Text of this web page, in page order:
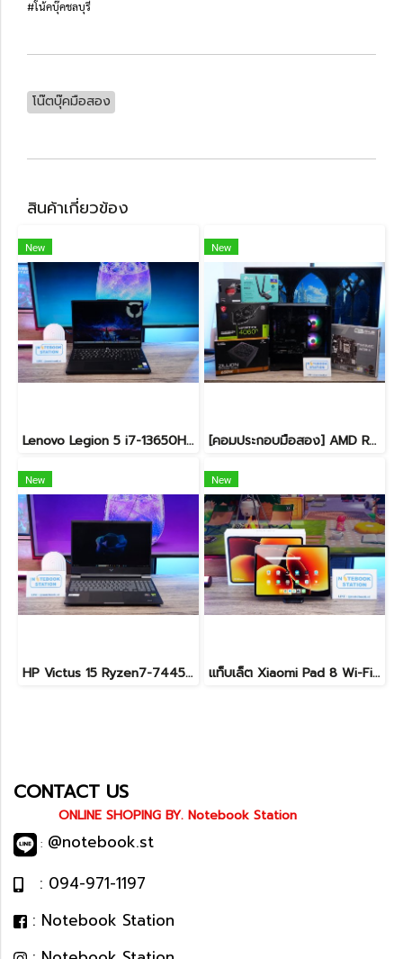
#โน้คบุ๊คชลบุรี
โน๊ตบุ๊คมือสอง
สินค้าเกี่ยวข้อง
New
Lenovo Legion 5 i7-13650HX RTX5060(8GB) RAM16 512GB M.2 จอ15.3นิ้ว FHD+ 165Hz เกมมิ่งสเปคสูง คีย์บอร์ดไฟสีขาว ดีไซน์เรียบหรูดูทันสมัย ประกันศูนย์ยาวถึงปี2028 เครื่องพร้อมใช้งานในราคาสุดคุ้มเพียง 39,990.-
New
[คอมประกอบมือสอง] AMD Ryzen5-7500F / RTX-4060Ti(8GB) / 16B(8GBx2) DDR5 5600MHz / 1TB SSD M.2 / ASUS PRIME A620M-K / SUPER FLOWER ZILLION 650W 80 PLUS BRONZE สเปคสูง พร้อมใช้งานในราาสุดคุ้มเพียง 24,990.-
New
HP Victus 15 Ryzen7-7445HS RTX4050(6GB) Ram16 SSD512GB จอ15.6 FHD 144Hz เกมมิ่งสเปคสูง มีประกันศูนย์ เพียง 26,900.-
New
แท็บเล็ต Xiaomi Pad 8 Wi-Fi (8+128GB) Gray ขนาด 11.2นิ้ว เครื่องสวยอุปกรณ์ครบกล่อง รีเซ็ตคืนค่าให้พร้อมใช้งาน ราคาสุดคุ้มเพียง 8,990.- ประกันศูนย์ยาว1ปีกว่า
CONTACT US
ONLINE SHOPING BY. Notebook Station
: @notebook.st
: 094-971-1197
: Notebook Station